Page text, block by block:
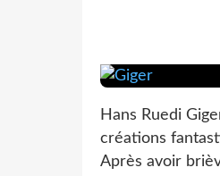
Hans Ruedi
créations
Après avoir